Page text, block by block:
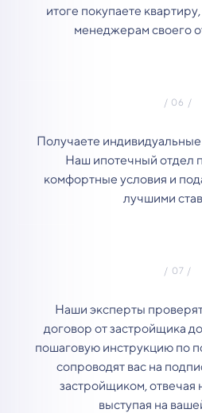
итоге покупаете
менеджерам своего
Получаете
Наш ипотечный отдел
комфортные условия и
лучшими
Наши эксперты
договор от застройщика
пошаговую инструкцию по
сопроводят вас на
застройщиком, отвечая
выступая на